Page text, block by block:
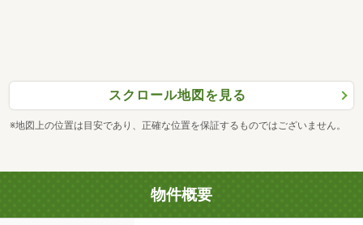
スクロール地図を見る
※地図上の位置は目安であり、正確な位置を保証するものではございません。
物件概要